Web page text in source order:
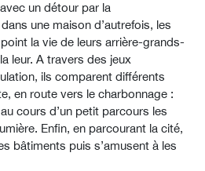
un détour par la
une maison d’autrefois, les
la vie de leurs arrière-grands-
leur. A travers des jeux
ils comparent différents
en route vers le charbonnage :
cours d’un petit parcours les
Enfin, en parcourant la cité,
bâtiments puis s’amusent à les